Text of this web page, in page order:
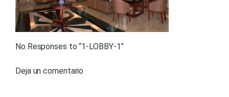
No Responses to “1-LOBBY-1”
Deja un comentario